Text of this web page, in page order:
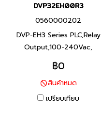
DVP32EH00R3
0560000202
DVP-EH3 Series PLC,Relay
Output,100-240Vac,
Product P/N:
DVP32EH00R3 I/O Points
32,Program Capacity 30K
steps, Built-in RS-232 and
฿0
สินค้าหมด
เปรียบเทียบ